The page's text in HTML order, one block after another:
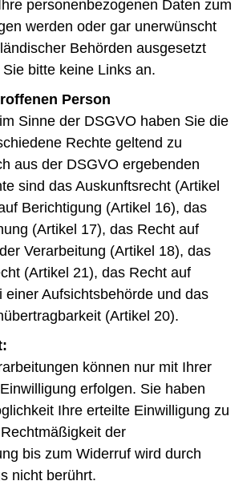
personenbezogenen Daten zum
werden oder gar unerwünscht
Behörden ausgesetzt
bitte keine Links an.
Person
Sinne der DSGVO haben Sie die
Rechte geltend zu
aus der DSGVO ergebenden
sind das Auskunftsrecht (Artikel
Berichtigung (Artikel 16), das
(Artikel 17), das Recht auf
Verarbeitung (Artikel 18), das
(Artikel 21), das Recht auf
einer Aufsichtsbehörde und das
(Artikel 20).
können nur mit Ihrer
erfolgen. Sie haben
Ihre erteilte Einwilligung zu
der
bis zum Widerruf wird durch
nicht berührt.